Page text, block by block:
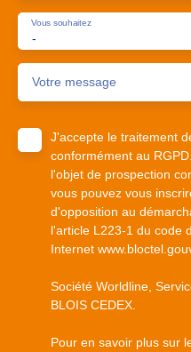
-
Vous souhaitez
Votre message
J'accepte le traitement
conformément au
l'objet de prospection
vous pouvez vous
d'opposition au
l'article L223-1 du code
Internet
Société Worldline,
BLOIS CEDEX.
Pour en savoir plus sur